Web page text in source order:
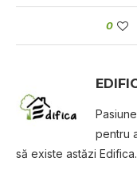
0
pentru
să existe astăzi